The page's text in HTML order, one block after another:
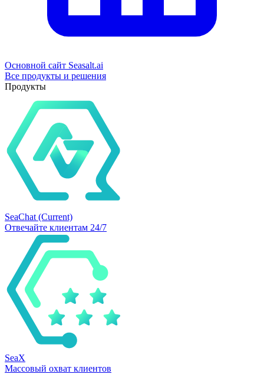
Основной сайт Seasalt.ai
Все продукты и решения
Продукты
SeaChat (Current)
Отвечайте клиентам 24/7
SeaX
Массовый охват клиентов